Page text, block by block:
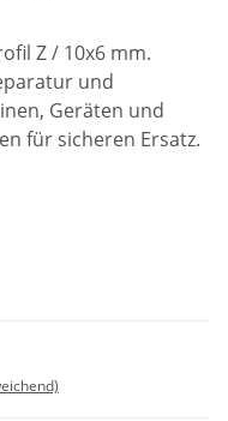
Z / 10x6 mm.
und
Geräten und
für sicheren Ersatz.